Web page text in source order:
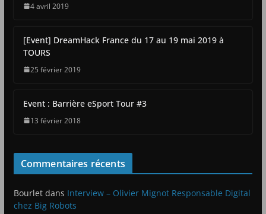
4 avril 2019
[Event] DreamHack France du 17 au 19 mai 2019 à
TOURS
25 février 2019
Event : Barrière eSport Tour #3
13 février 2018
Commentaires récents
Bourletdans Interview – Olivier Mignot Responsable Digital
chez Big Robots